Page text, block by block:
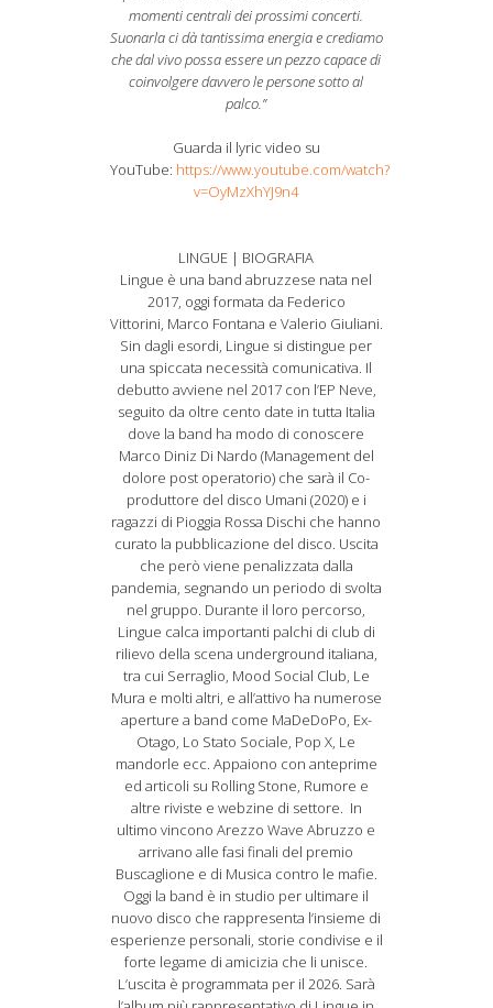
momenti centrali dei prossimi concerti.
Suonarla ci dà tantissima energia e crediamo
che dal vivo possa essere un pezzo capace di
coinvolgere davvero le persone sotto al
palco.”
Guarda il lyric video su
YouTube: https://www.youtube.com/watch?
v=OyMzXhYJ9n4
LINGUE | BIOGRAFIA
Lingue è una band abruzzese nata nel
2017, oggi formata da Federico
Vittorini, Marco Fontana e Valerio Giuliani.
Sin dagli esordi, Lingue si distingue per
una spiccata necessità comunicativa. Il
debutto avviene nel 2017 con l’EP Neve,
seguito da oltre cento date in tutta Italia
dove la band ha modo di conoscere
Marco Diniz Di Nardo (Management del
dolore post operatorio) che sarà il Co-
produttore del disco Umani (2020) e i
ragazzi di Pioggia Rossa Dischi che hanno
curato la pubblicazione del disco. Uscita
che però viene penalizzata dalla
pandemia, segnando un periodo di svolta
nel gruppo. Durante il loro percorso,
Lingue calca importanti palchi di club di
rilievo della scena underground italiana,
tra cui Serraglio, Mood Social Club, Le
Mura e molti altri, e all’attivo ha numerose
aperture a band come MaDeDoPo, Ex-
Otago, Lo Stato Sociale, Pop X, Le
mandorle ecc. Appaiono con anteprime
ed articoli su Rolling Stone, Rumore e
altre riviste e webzine di settore. In
ultimo vincono Arezzo Wave Abruzzo e
arrivano alle fasi finali del premio
Buscaglione e di Musica contro le mafie.
Oggi la band è in studio per ultimare il
nuovo disco che rappresenta l’insieme di
esperienze personali, storie condivise e il
forte legame di amicizia che li unisce.
L’uscita è programmata per il 2026. Sarà